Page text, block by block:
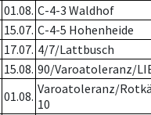
01.08. C-4-3 Waldhof
15.07. C-4-5 Hohenheide
17.07. 4/7/Lattbusch
15.08. 90/Varoatoleranz/
01.08. Varoatoleranz/
10